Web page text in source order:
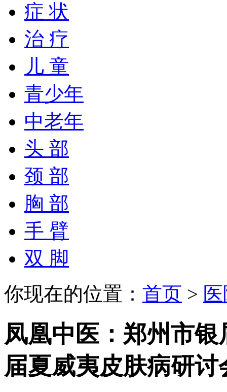
症 状
治 疗
儿 童
青少年
中老年
头 部
颈 部
胸 部
手 臂
双 脚
你现在的位置： 首页 >
凤凰中医：郑州市
届夏威夷皮肤病研讨